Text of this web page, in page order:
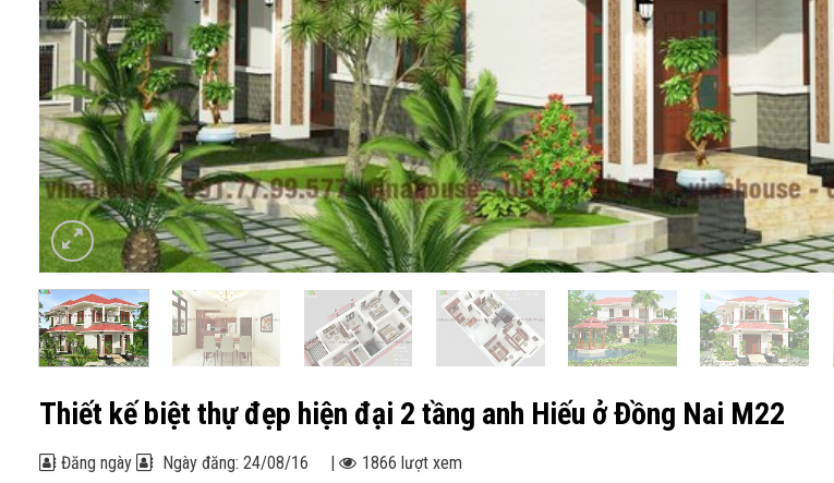
Thiết kế biệt thự đẹp hiện đại 2 tầng anh Hiếu ở Đồng Nai M22
Đăng ngày Ngày đăng: 24/08/16 |
1866 lượt xem